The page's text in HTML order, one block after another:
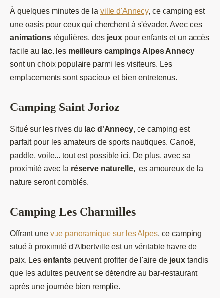
À quelques minutes de la ville d'Annecy, ce camping est
une oasis pour ceux qui cherchent à s'évader. Avec des
animations régulières, des jeux pour enfants et un accès
facile au lac, les meilleurs campings Alpes Annecy
sont un choix populaire parmi les visiteurs. Les
emplacements sont spacieux et bien entretenus.
Camping Saint Jorioz
Situé sur les rives du lac d'Annecy, ce camping est
parfait pour les amateurs de sports nautiques. Canoë,
paddle, voile... tout est possible ici. De plus, avec sa
proximité avec la réserve naturelle, les amoureux de la
nature seront comblés.
Camping Les Charmilles
Offrant une vue panoramique sur les Alpes, ce camping
situé à proximité d'Albertville est un véritable havre de
paix. Les enfants peuvent profiter de l'aire de jeux tandis
que les adultes peuvent se détendre au bar-restaurant
après une journée bien remplie.